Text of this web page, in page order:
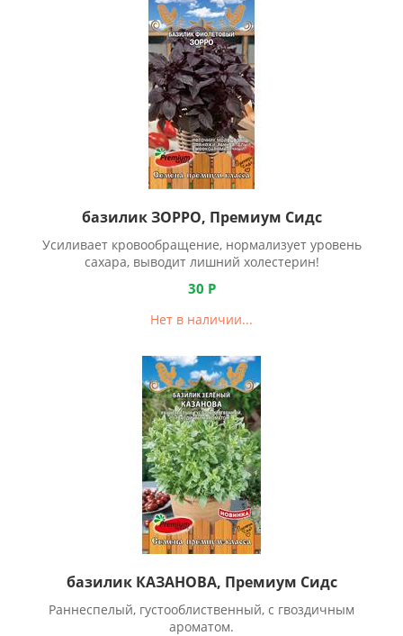
базилик ЗОРРО, Премиум Сидс
Усиливает кровообращение, нормализует уровень
сахара, выводит лишний холестерин!
30 Р
Нет в наличии...
базилик КАЗАНОВА, Премиум Сидс
Раннеспелый, густооблиственный, с гвоздичным
ароматом.